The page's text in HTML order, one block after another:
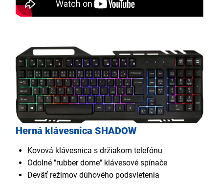
Herná klávesnica SHADOW
Kovová klávesnica s držiakom telefónu
Odolné "rubber dome" klávesové spínače
Deväť režimov dúhového podsvietenia